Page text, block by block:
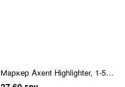
Маркер Axent Highlighter, 1-5 мм, клиновидный, зелений